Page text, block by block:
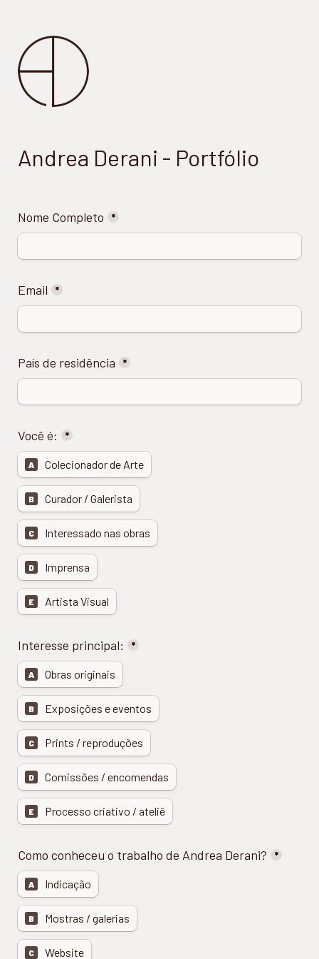
Andrea Derani - Portfólio
Nome Completo *
Email *
País de residência *
Você é: *
A Colecionador de Arte
B Curador / Galerista
C Interessado nas obras
D Imprensa
E Artista Visual
Interesse principal: *
A Obras originais
B Exposições e eventos
C Prints / reproduções
D Comissões / encomendas
E Processo criativo / ateliê
Como conheceu o trabalho de Andrea Derani? *
A Indicação
B Mostras / galerias
C Website